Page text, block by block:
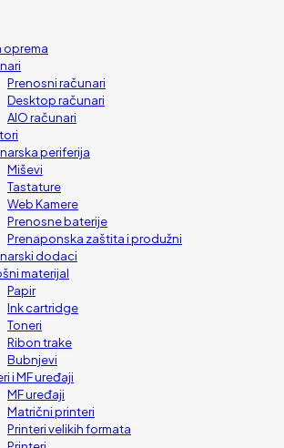
oprema
Prenosni računari
Desktop računari
AIO računari
periferija
Miševi
Tastature
Web Kamere
Prenosne baterije
Prenaponska zaštita i produžni
dodaci
materijal
Papir
Ink cartridge
Toneri
Ribon trake
Bubnjevi
i MF uređaji
MF uređaji
Matrični printeri
Printeri velikih formata